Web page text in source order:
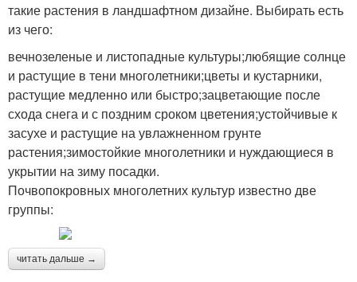
такие растения в ландшафтном дизайне. Выбирать есть
из чего:
вечнозеленые и листопадные культуры;любящие солнце
и растущие в тени многолетники;цветы и кустарники,
растущие медленно или быстро;зацветающие после
схода снега и с поздним сроком цветения;устойчивые к
засухе и растущие на увлажненном грунте
растения;зимостойкие многолетники и нуждающиеся в
укрытии на зиму посадки.
Почвопокровных многолетних культур известно две
группы:
читать дальше →